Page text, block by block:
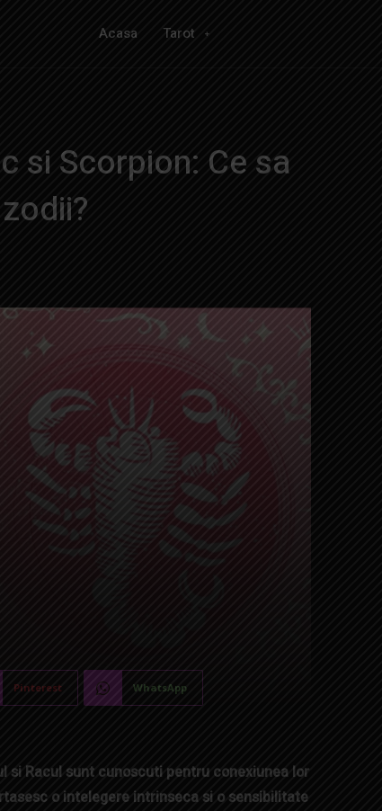
Acasa Tarot
si Scorpion: Ce sa
Pinterest WhatsApp
si Racul sunt cunoscuti pentru conexiunea lor
o intelegere intrinseca si o sensibilitate